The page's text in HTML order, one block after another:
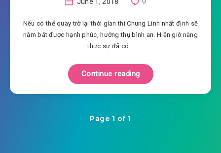
Nếu có thể quay trở lại thời gian thì Chung Linh nhất định sẽ
nắm bắt được hạnh phúc, hưởng thụ bình an. Hiện giờ nàng
thực sự đã có…
Continue reading
Page 1 of 1